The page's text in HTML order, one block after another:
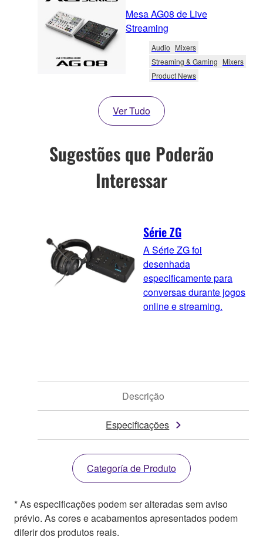
Mesa AG08 de Live
Streaming
Audio Mixers
Streaming & Gaming Mixers
Product News
Ver Tudo
Sugestões que Poderão
Interessar
Série ZG
A Série ZG foi
desenhada
especificamente para
conversas durante jogos
online e streaming.
Descrição
Especificações
Categoría de Produto
* As especificações podem ser alteradas sem aviso
prévio. As cores e acabamentos apresentados podem
diferir dos produtos reais.